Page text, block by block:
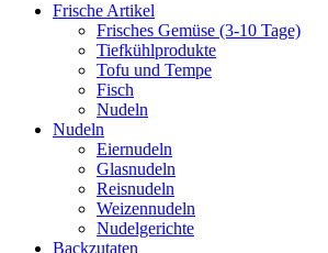
Frische Artikel
Frisches Gemüse (3-10 Tage)
Tiefkühlprodukte
Tofu und Tempe
Fisch
Nudeln
Nudeln
Eiernudeln
Glasnudeln
Reisnudeln
Weizennudeln
Nudelgerichte
Backzutaten